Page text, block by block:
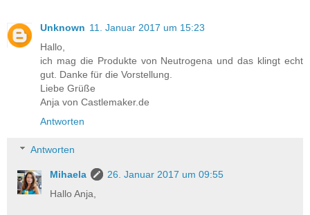
Unknown 11. Januar 2017 um 15:23
Hallo,
ich mag die Produkte von Neutrogena und das klingt echt
gut. Danke für die Vorstellung.
Liebe Grüße
Anja von Castlemaker.de
Antworten
Antworten
Mihaela
26. Januar 2017 um 09:55
Hallo Anja,